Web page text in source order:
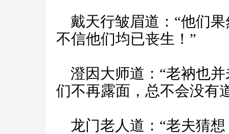
戴天行皱眉道：“他们
不信他们均已丧生！”
澄因大师道：“老衲也
们不再露面，总不会没有
龙门老人道：“老夫猜